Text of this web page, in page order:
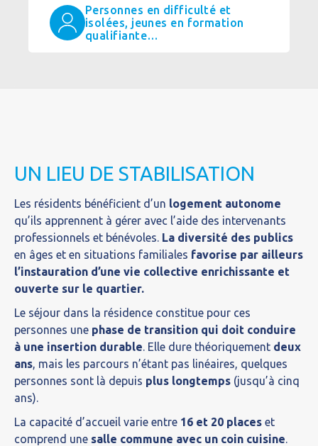
Personnes en difficulté et
isolées, jeunes en formation
qualifiante…
UN LIEU DE STABILISATION
Les résidents bénéficient d’un logement autonome
qu’ils apprennent à gérer avec l’aide des intervenants
professionnels et bénévoles. La diversité des publics
en âges et en situations familiales favorise par ailleurs
l’instauration d’une vie collective enrichissante et
ouverte sur le quartier.
Le séjour dans la résidence constitue pour ces
personnes une phase de transition qui doit conduire
à une insertion durable. Elle dure théoriquement deux
ans, mais les parcours n’étant pas linéaires, quelques
personnes sont là depuis plus longtemps (jusqu’à cinq
ans).
La capacité d’accueil varie entre 16 et 20 places et
comprend une salle commune avec un coin cuisine.